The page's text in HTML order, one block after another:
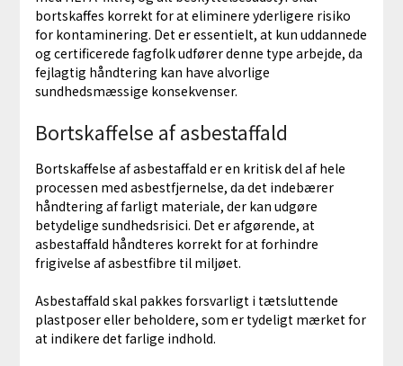
bortskaffes korrekt for at eliminere yderligere risiko
for kontaminering. Det er essentielt, at kun uddannede
og certificerede fagfolk udfører denne type arbejde, da
fejlagtig håndtering kan have alvorlige
sundhedsmæssige konsekvenser.
Bortskaffelse af asbestaffald
Bortskaffelse af asbestaffald er en kritisk del af hele
processen med asbestfjernelse, da det indebærer
håndtering af farligt materiale, der kan udgøre
betydelige sundhedsrisici. Det er afgørende, at
asbestaffald håndteres korrekt for at forhindre
frigivelse af asbestfibre til miljøet.
Asbestaffald skal pakkes forsvarligt i tætsluttende
plastposer eller beholdere, som er tydeligt mærket for
at indikere det farlige indhold.